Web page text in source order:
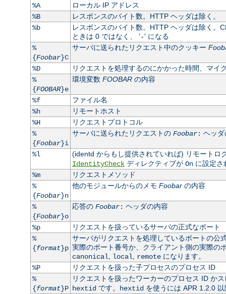
%A
ローカル IP アドレス
%B
レスポンスのバイト数。HTTP ヘッダは除く。
%b
レスポンスのバイト数。HTTP ヘッダは除く。
ときは 0 ではなく、 '-' になる
%
{Foobar}C
サーバに送られたリクエスト中のクッキー
%D
リクエストを処理するのにかかった時間、マイ
%
{FOOBAR}e
環境変数 FOOBARの内容
%f
ファイル名
%h
リモートホスト
%H
リクエストプロトコル
%
{Foobar}i
サーバに送られたリクエストの Foobar: ヘッ
%l
(identd からもし提供されていれば) リモートロ
IdentityCheckディレクティブが Onに設定さ
%m
リクエストメソッド
%
{Foobar}n
他のモジュールからのメモ Foobarの内容
%
{Foobar}o
応答の Foobar: ヘッダの内容
%p
リクエストを扱っているサーバの正式なポート
%
{format}p
サーバがリクエストを処理しているポートの公
実際のポート番号か、クライアント側の実際の
canonical local remoteになります。
%P
リクエストを扱った子プロセスのプロセス ID
%
{format}P
リクエストを扱ったワーカーのプロセス ID か
hextidです。 hextidを使うには APR 1.2.0 以